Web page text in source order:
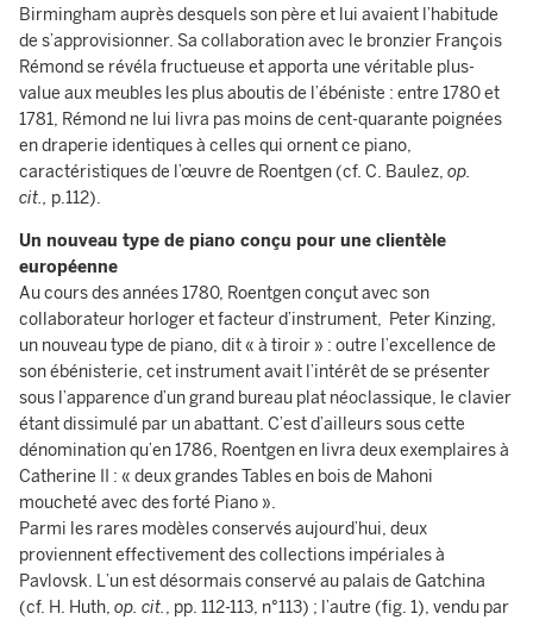
Birmingham auprès desquels son père et lui avaient l’habitude
de s’approvisionner. Sa collaboration avec le bronzier François
Rémond se révéla fructueuse et apporta une véritable plus-
value aux meubles les plus aboutis de l’ébéniste : entre 1780 et
1781, Rémond ne lui livra pas moins de cent-quarante poignées
en draperie identiques à celles qui ornent ce piano,
caractéristiques de l’œuvre de Roentgen (cf. C. Baulez, op.
cit., p.112).
Un nouveau type de piano conçu pour une clientèle
européenne
Au cours des années 1780, Roentgen conçut avec son
collaborateur horloger et facteur d’instrument, Peter Kinzing,
un nouveau type de piano, dit « à tiroir » : outre l’excellence de
son ébénisterie, cet instrument avait l’intérêt de se présenter
sous l’apparence d’un grand bureau plat néoclassique, le clavier
étant dissimulé par un abattant. C’est d’ailleurs sous cette
dénomination qu’en 1786, Roentgen en livra deux exemplaires à
Catherine II : « deux grandes Tables en bois de Mahoni
moucheté avec des forté Piano ».
Parmi les rares modèles conservés aujourd’hui, deux
proviennent effectivement des collections impériales à
Pavlovsk. L’un est désormais conservé au palais de Gatchina
(cf. H. Huth, op. cit., pp. 112-113, n°113) ; l’autre (fig. 1), vendu par